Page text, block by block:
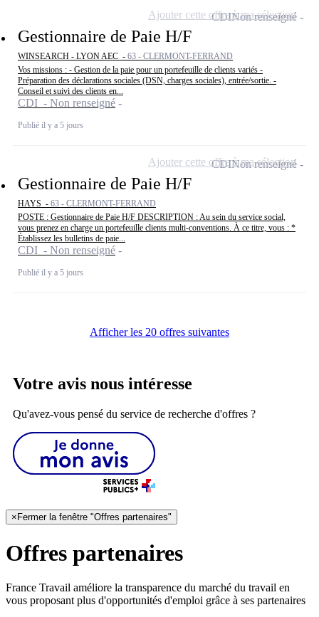
Gestionnaire de Paie H/F
WINSEARCH - LYON AEC - 63 - CLERMONT-FERRAND
Vos missions : - Gestion de la paie pour un portefeuille de clients variés -
Préparation des déclarations sociales (DSN, charges sociales), entrée/sortie. -
Conseil et suivi des clients en...
CDI - Non renseigné
Publié il y a 5 jours
CDINon renseigné
Ajouter cette offre à ma sélection
Gestionnaire de Paie H/F
HAYS - 63 - CLERMONT-FERRAND
POSTE : Gestionnaire de Paie H/F DESCRIPTION : Au sein du service social,
vous prenez en charge un portefeuille clients multi-conventions. À ce titre, vous : *
Établissez les bulletins de paie...
CDI - Non renseigné
Publié il y a 5 jours
CDINon renseigné
Ajouter cette offre à ma sélection
Afficher les 20 offres suivantes
Votre avis nous intéresse
Qu'avez-vous pensé du service de recherche d'offres ?
× Fermer la fenêtre "Offres partenaires"
Offres partenaires
France Travail améliore la transparence du marché du travail en
vous proposant plus d'opportunités d'emploi grâce à ses partenaires